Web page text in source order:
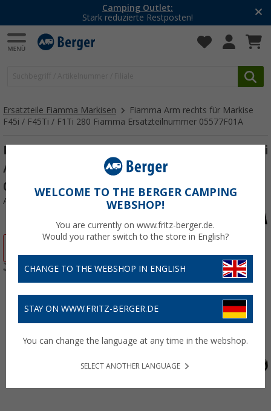
Camping Outlet:
Stark reduzierte Restposten!
Ersatzteile Fiamma Markisen
Fiamma Arm rechts für Markise
F45i / F45Ti / F1Ti 280 Fiamma Ersatzteilnummer 05577F01A
Fiamma Arm rechts für Markise F45i / F45Ti
/ F1Ti 280 Fiamma Ersatzteilnummer
05577F01A
Art.-Nr.: 100876
WELCOME TO THE BERGER CAMPING
WEBSHOP!
You are currently on www.fritz-berger.de.
Would you rather switch to the store in English?
CHANGE TO THE WEBSHOP IN ENGLISH
STAY ON WWW.FRITZ-BERGER.DE
You can change the language at any time in the webshop.
SELECT ANOTHER LANGUAGE